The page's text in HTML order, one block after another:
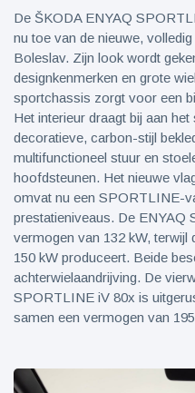
De ŠKODA ENYAQ
nu toe van de nieuwe,
Boleslav. Zijn look wordt
designkenmerken en grote
sportchassis zorgt voor een
Het interieur draagt ​​bij aan
decoratieve, carbon-stijl
multifunctioneel stuur en
hoofdsteunen. Het nieuwe
omvat nu een SPORTLINE-
prestatieniveaus. De ENYAQ
vermogen van 132 kW,
150 kW produceert. Beide
achterwielaandrijving. De
SPORTLINE iV 80x is
samen een vermogen van